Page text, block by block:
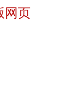
网页